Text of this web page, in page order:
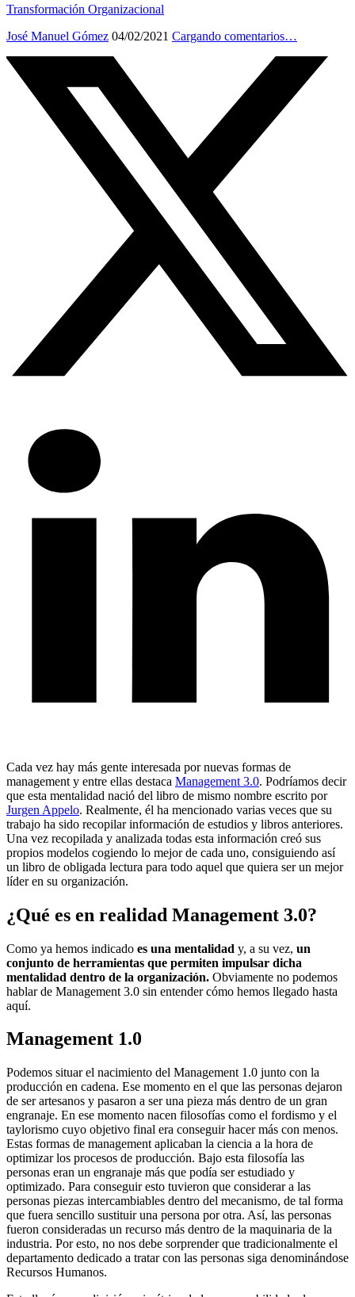
Transformación Organizacional
José Manuel Gómez 04/02/2021 Cargando comentarios…
Cada vez hay más gente interesada por nuevas formas de
management y entre ellas destaca Management 3.0. Podríamos decir
que esta mentalidad nació del libro de mismo nombre escrito por
Jurgen Appelo. Realmente, él ha mencionado varias veces que su
trabajo ha sido recopilar información de estudios y libros anteriores.
Una vez recopilada y analizada todas esta información creó sus
propios modelos cogiendo lo mejor de cada uno, consiguiendo así
un libro de obligada lectura para todo aquel que quiera ser un mejor
líder en su organización.
¿Qué es en realidad Management 3.0?
Como ya hemos indicado es una mentalidad y, a su vez, un
conjunto de herramientas que permiten impulsar dicha
mentalidad dentro de la organización. Obviamente no podemos
hablar de Management 3.0 sin entender cómo hemos llegado hasta
aquí.
Management 1.0
Podemos situar el nacimiento del Management 1.0 junto con la
producción en cadena. Ese momento en el que las personas dejaron
de ser artesanos y pasaron a ser una pieza más dentro de un gran
engranaje. En ese momento nacen filosofías como el fordismo y el
taylorismo cuyo objetivo final era conseguir hacer más con menos.
Estas formas de management aplicaban la ciencia a la hora de
optimizar los procesos de producción. Bajo esta filosofía las
personas eran un engranaje más que podía ser estudiado y
optimizado. Para conseguir esto tuvieron que considerar a las
personas piezas intercambiables dentro del mecanismo, de tal forma
que fuera sencillo sustituir una persona por otra. Así, las personas
fueron consideradas un recurso más dentro de la maquinaria de la
industria. Por esto, no nos debe sorprender que tradicionalmente el
departamento dedicado a tratar con las personas siga denominándose
Recursos Humanos.